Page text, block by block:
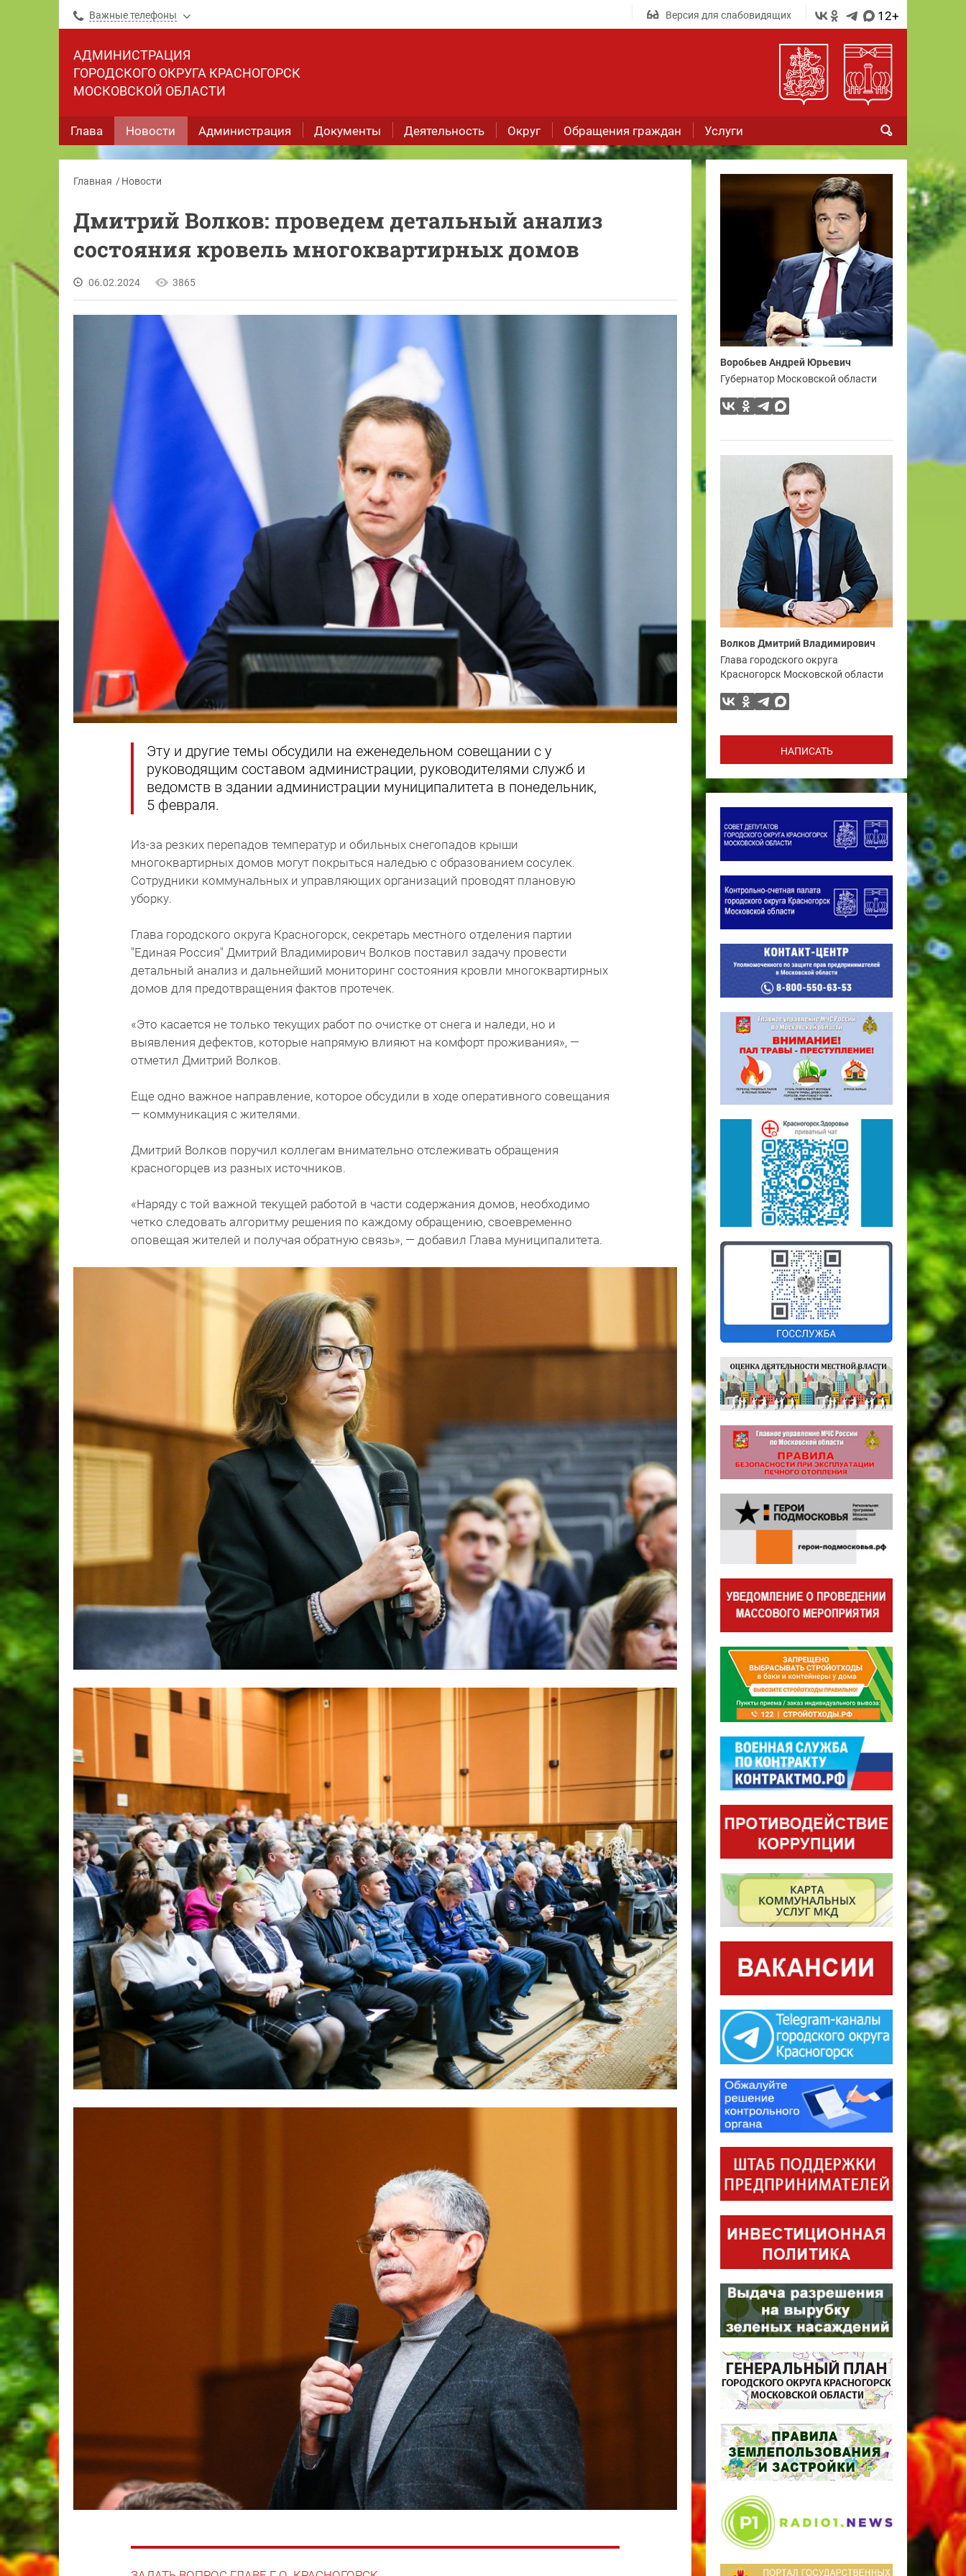
Важные телефоны Версия для слабовидящих 12+
АДМИНИСТРАЦИЯ
ГОРОДСКОГО ОКРУГА КРАСНОГОРСК
МОСКОВСКОЙ ОБЛАСТИ
Глава Новости Администрация Документы Деятельность Округ Обращения граждан Услуги
Главная Новости
Дмитрий Волков: проведем детальный анализ
состояния кровель многоквартирных домов
06.02.2024 3865
Эту и другие темы обсудили на еженедельном совещании с у
руководящим составом администрации, руководителями служб и
ведомств в здании администрации муниципалитета в понедельник,
5 февраля.
Из-за резких перепадов температур и обильных снегопадов крыши
многоквартирных домов могут покрыться наледью с образованием сосулек.
Сотрудники коммунальных и управляющих организаций проводят плановую
уборку.
Глава городского округа Красногорск, секретарь местного отделения партии
"Единая Россия" Дмитрий Владимирович Волков поставил задачу провести
детальный анализ и дальнейший мониторинг состояния кровли многоквартирных
домов для предотвращения фактов протечек.
«Это касается не только текущих работ по очистке от снега и наледи, но и
выявления дефектов, которые напрямую влияют на комфорт проживания», —
отметил Дмитрий Волков.
Еще одно важное направление, которое обсудили в ходе оперативного совещания
— коммуникация с жителями.
Дмитрий Волков поручил коллегам внимательно отслеживать обращения
красногорцев из разных источников.
«Наряду с той важной текущей работой в части содержания домов, необходимо
четко следовать алгоритму решения по каждому обращению, своевременно
оповещая жителей и получая обратную связь», — добавил Глава муниципалитета.
Воробьев Андрей Юрьевич
Губернатор Московской области
Волков Дмитрий Владимирович
Глава городского округа
Красногорск Московской области
НАПИСАТЬ